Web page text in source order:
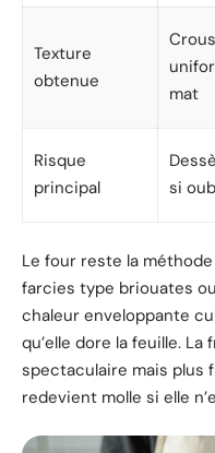
Texture
obtenue
mat
Risque
principal
si
Le four reste la
farcies type briouates
chaleur enveloppante
qu’elle dore la feuille.
spectaculaire mais plus
redevient molle si elle